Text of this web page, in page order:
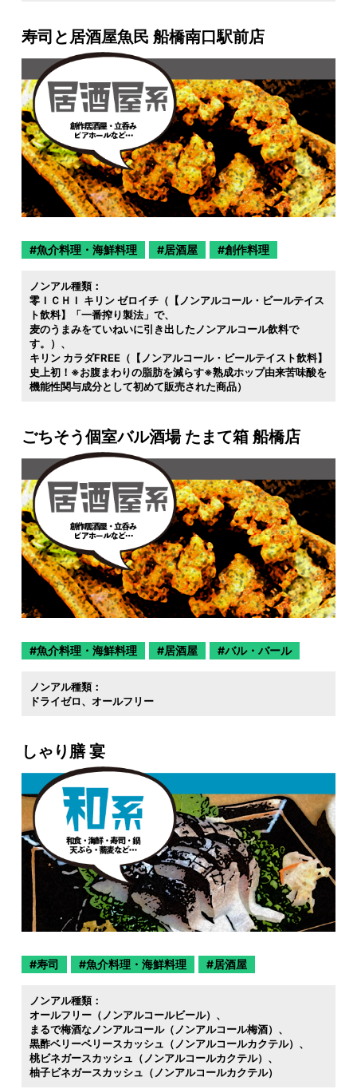
寿司と居酒屋魚民 船橋南口駅前店
魚介料理・海鮮料理 居酒屋 創作料理
ノンアル種類：
零ＩＣＨＩ キリン ゼロイチ（【ノンアルコール・ビールテイス
ト飲料】「一番搾り製法」で
麦のうまみをていねいに引き出したノンアルコール飲料で
す。）
キリン カラダFREE（【ノンアルコール・ビールテイスト飲料】
史上初！※お腹まわりの脂肪を減らす※熟成ホップ由来苦味酸を
機能性関与成分として初めて販売された商品）
ごちそう個室バル酒場 たまて箱 船橋店
魚介料理・海鮮料理 居酒屋 バル・バール
ノンアル種類：
ドライゼロ
オールフリー
しゃり膳 宴
寿司 魚介料理・海鮮料理 居酒屋
ノンアル種類：
オールフリー（ノンアルコールビール）
まるで梅酒なノンアルコール（ノンアルコール梅酒）
黒酢ベリーベリースカッシュ（ノンアルコールカクテル）
桃ビネガースカッシュ（ノンアルコールカクテル）
柚子ビネガースカッシュ（ノンアルコールカクテル）